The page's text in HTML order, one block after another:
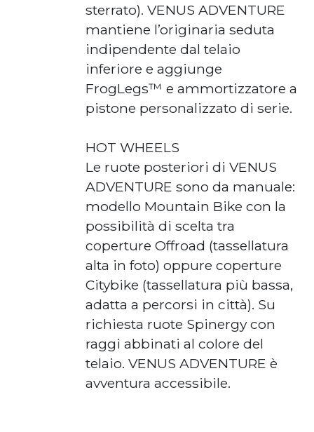
sterrato). VENUS ADVENTURE
mantiene l’originaria seduta
indipendente dal telaio
inferiore e aggiunge
FrogLegs™ e ammortizzatore a
pistone personalizzato di serie.
HOT WHEELS
Le ruote posteriori di VENUS
ADVENTURE sono da manuale:
modello Mountain Bike con la
possibilità di scelta tra
coperture Offroad (tassellatura
alta in foto) oppure coperture
Citybike (tassellatura più bassa,
adatta a percorsi in città). Su
richiesta ruote Spinergy con
raggi abbinati al colore del
telaio. VENUS ADVENTURE è
avventura accessibile.